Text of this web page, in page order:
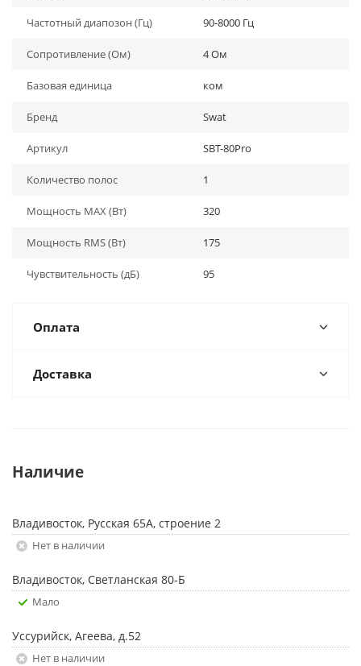
Частотный диапозон (Гц) 90-8000 Гц
Сопротивление (Ом) 4 Ом
Базовая единица ком
Бренд Swat
Артикул SBT-80Pro
Количество полос 1
Мощность MAX (Вт) 320
Мощность RMS (Вт) 175
Чувствительность (дБ) 95
Оплата
Доставка
Наличие
Владивосток, Русская 65А, строение 2
Нет в наличии
Владивосток, Светланская 80-Б
Мало
Уссурийск, Агеева, д.52
Нет в наличии